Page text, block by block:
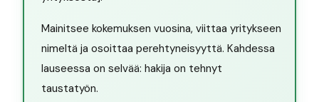
Mainitsee kokemuksen vuosina, viittaa yritykseen
nimeltä ja osoittaa perehtyneisyyttä. Kahdessa
lauseessa on selvää: hakija on tehnyt
taustatyön.